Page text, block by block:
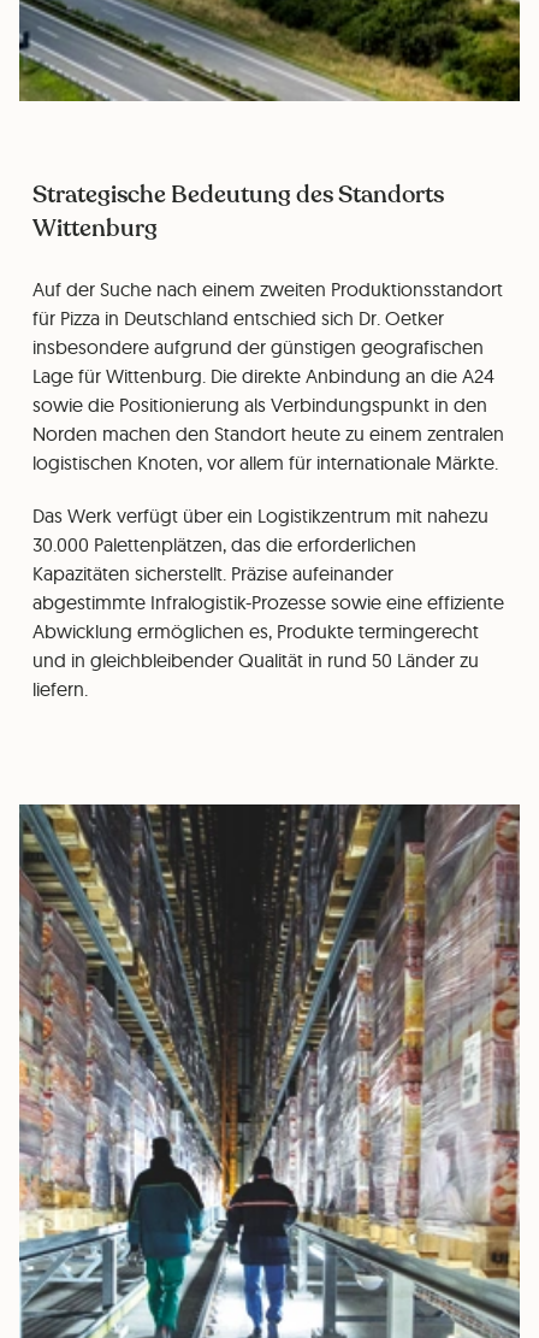
Strategische Bedeutung des Standorts
Wittenburg
Auf der Suche nach einem zweiten Produktionsstandort
für Pizza in Deutschland entschied sich Dr. Oetker
insbesondere aufgrund der günstigen geografischen
Lage für Wittenburg. Die direkte Anbindung an die A24
sowie die Positionierung als Verbindungspunkt in den
Norden machen den Standort heute zu einem zentralen
logistischen Knoten, vor allem für internationale Märkte.
Das Werk verfügt über ein Logistikzentrum mit nahezu
30.000 Palettenplätzen, das die erforderlichen
Kapazitäten sicherstellt. Präzise aufeinander
abgestimmte Infralogistik-Prozesse sowie eine effiziente
Abwicklung ermöglichen es, Produkte termingerecht
und in gleichbleibender Qualität in rund 50 Länder zu
liefern.